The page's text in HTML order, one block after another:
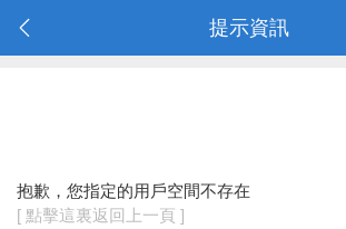
提示資訊
抱歉，您指定的用戶空間不存在
[ 點擊這裏返回上一頁 ]